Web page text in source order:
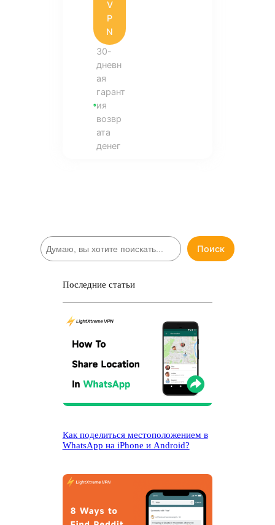
V
P
N
30-
дневн
ая
гарант
ия
возвр
ата
денег
П
о
Поиск
Последние статьи
Как поделиться местоположением в
WhatsApp на iPhone и Android?